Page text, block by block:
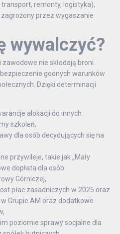
remonty, logistyka),
przez wygaszanie
wywalczyć?
nie składają broni.
godnych warunków
Dzięki determinacji
alokacji do innych
szkoleń,
dla osób decydujących się na
przywileje, takie jak „Mały
dopłata dla osób
Górniczej,
płac zasadniczych w 2025 oraz
Grupie AM oraz dodatkowe
poziomie sprawy socjalne dla